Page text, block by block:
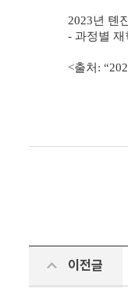
2023년 톈
- 과정별 재
<출처:
이전글